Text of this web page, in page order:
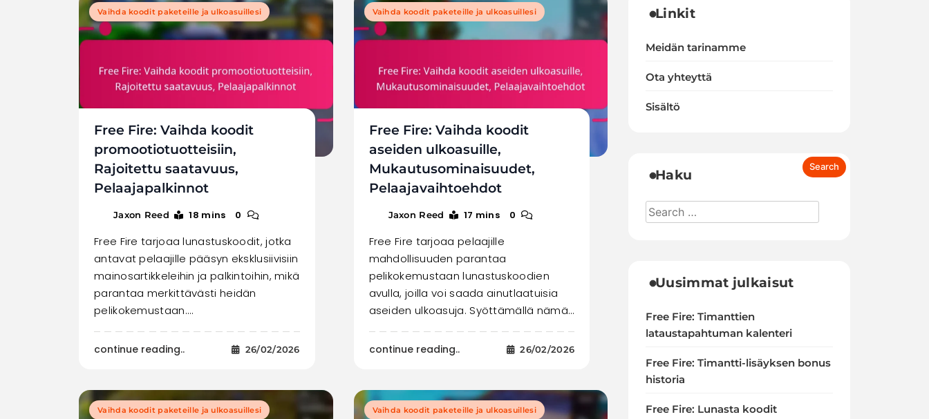
Vaihda koodit paketeille ja ulkoasuillesi
Free Fire: Vaihda koodit
promootiotuotteisiin,
Rajoitettu saatavuus,
Pelaajapalkinnot
Jaxon Reed 18 mins 0
Free Fire tarjoaa lunastuskoodit, jotka
antavat pelaajille pääsyn eksklusiivisiin
mainosartikkeleihin ja palkintoihin, mikä
parantaa merkittävästi heidän
pelikokemustaan.…
continue reading.. 26/02/2026
Vaihda koodit paketeille ja ulkoasuillesi
Free Fire: Vaihda koodit
aseiden ulkoasuille,
Mukautusominaisuudet,
Pelaajavaihtoehdot
Jaxon Reed 17 mins 0
Free Fire tarjoaa pelaajille
mahdollisuuden parantaa
pelikokemustaan lunastuskoodien
avulla, joilla voi saada ainutlaatuisia
aseiden ulkoasuja. Syöttämällä nämä…
continue reading.. 26/02/2026
Vaihda koodit paketeille ja ulkoasuillesi Vaihda koodit paketeille ja ulkoasuillesi
Linkit
Meidän tarinamme
Ota yhteyttä
Sisältö
Haku
Uusimmat julkaisut
Free Fire: Timanttien
lataustapahtuman kalenteri
Free Fire: Timantti-lisäyksen bonus
historia
Free Fire: Lunasta koodit